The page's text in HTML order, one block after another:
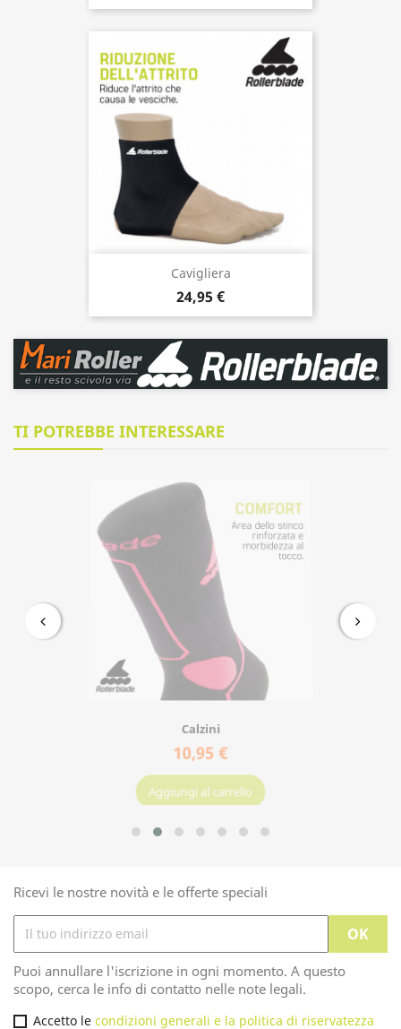
Cavigliera
24,95 €
TI POTREBBE INTERESSARE
Calzini
10,95 €
Aggiungi al carrello
Ricevi le nostre novità e le offerte speciali
Puoi annullare l'iscrizione in ogni momento. A questo
scopo, cerca le info di contatto nelle note legali.
Accetto le condizioni generali e la politica di riservatezza